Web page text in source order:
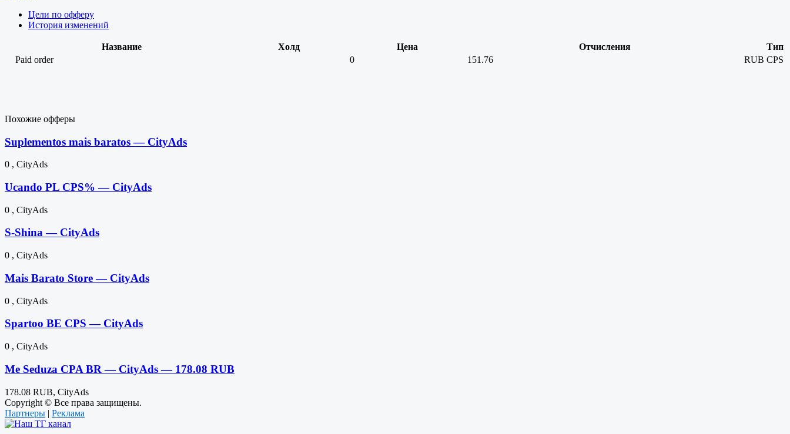
Цели по офферу
История изменений
Название Холд Цена Отчисления
Тип
Paid order
0 151.76 RUB CPS
Похожие офферы
Suplementos mais baratos — CityAds
0 , CityAds
Ucando PL CPS% — CityAds
0 , CityAds
S-Shina — CityAds
0 , CityAds
Mais Barato Store — CityAds
0 , CityAds
Spartoo BE CPS — CityAds
0 , CityAds
Me Seduza CPA BR — CityAds — 178.08 RUB
178.08 RUB, CityAds
Copyright © Все права защищены.
Партнеры | Реклама